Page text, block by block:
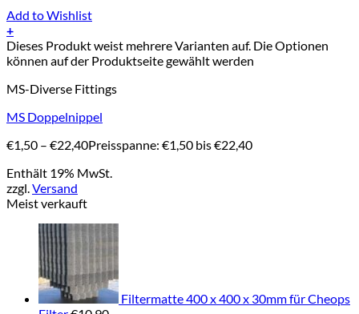
Add to Wishlist
+
Dieses Produkt weist mehrere Varianten auf. Die Optionen
können auf der Produktseite gewählt werden
MS-Diverse Fittings
MS Doppelnippel
€1,50 – €22,40Preisspanne: €1,50 bis €22,40
Enthält 19% MwSt.
zzgl.Versand
Meist verkauft
Filtermatte 400 x 400 x 30mm für Cheops